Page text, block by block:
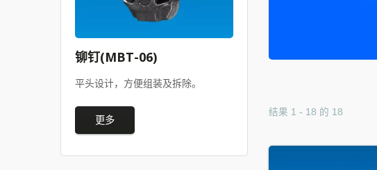
铆钉(MBT-06)
平头设计，方便组装及拆除。
更多
结果 1 - 18 的 18